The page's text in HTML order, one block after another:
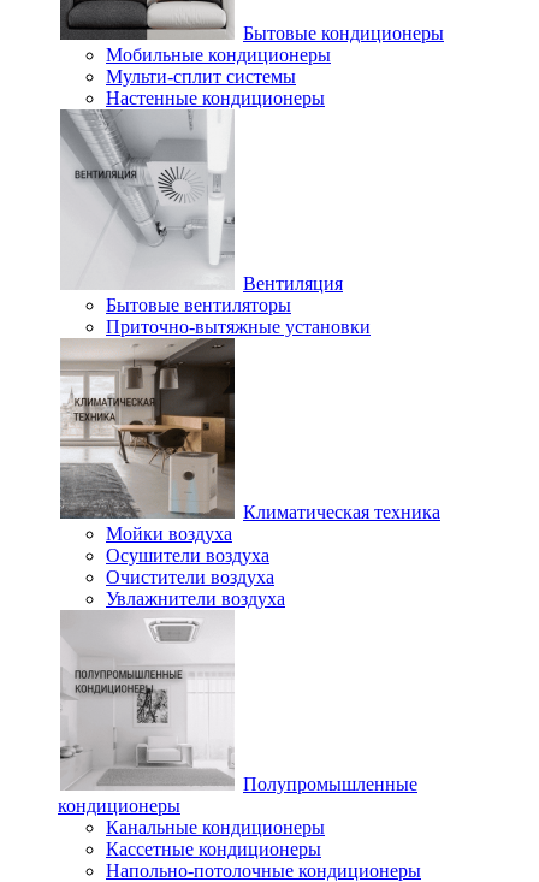
Бытовые кондиционеры
Мобильные кондиционеры
Мульти-сплит системы
Настенные кондиционеры
Вентиляция
Бытовые вентиляторы
Приточно-вытяжные установки
Климатическая техника
Мойки воздуха
Осушители воздуха
Очистители воздуха
Увлажнители воздуха
Полупромышленные
кондиционеры
Канальные кондиционеры
Кассетные кондиционеры
Напольно-потолочные кондиционеры